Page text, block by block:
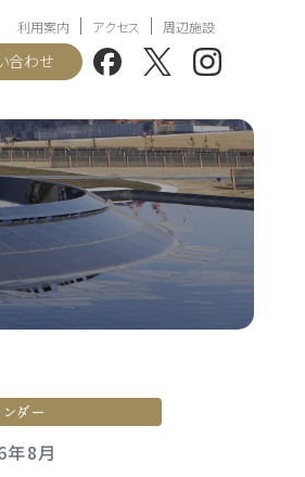
合わせ
利用案内 アクセス 周辺施設
ダー
8月